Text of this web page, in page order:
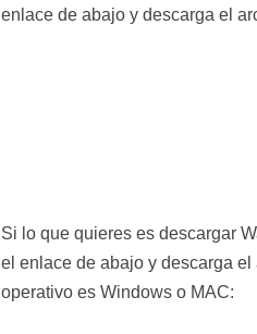
enlace de abajo y descarga el
Si lo que quieres es descargar
el enlace de abajo y descarga
operativo es Windows o MAC: